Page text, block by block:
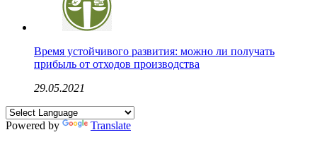
Время устойчивого развития: можно ли получать
прибыль от отходов производства
29.05.2021
Powered by Translate